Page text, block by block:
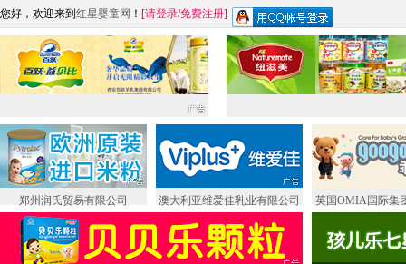
您好，欢迎来到 红星婴童网 ！ [请登录/免费注册]
郑州润氏贸易有限公司 澳大利亚维爱佳乳业有限公司 英国OMIA国际集